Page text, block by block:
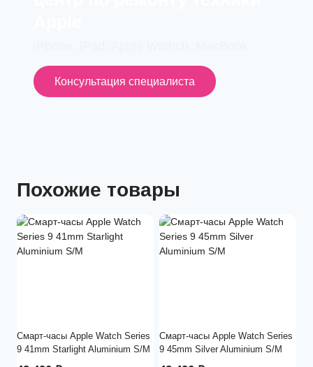
Консультация специалиста
Похожие товары
Смарт-часы Apple Watch Series
9 41mm Starlight Aluminium S/M
Смарт-часы Apple Watch Series
9 45mm Silver Aluminium S/M